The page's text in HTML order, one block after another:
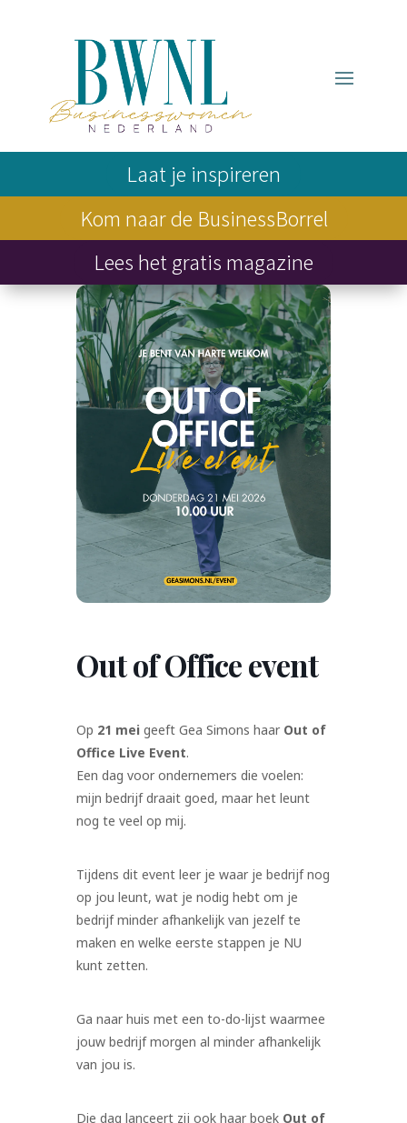
Laat je inspireren
Kom naar de BusinessBorrel
Lees het gratis magazine
Out of Office event
Op 21 mei geeft Gea Simons haar Out of
Office Live Event.
Een dag voor ondernemers die voelen:
mijn bedrijf draait goed, maar het leunt
nog te veel op mij.
Tijdens dit event leer je waar je bedrijf nog
op jou leunt, wat je nodig hebt om je
bedrijf minder afhankelijk van jezelf te
maken en welke eerste stappen je NU
kunt zetten.
Ga naar huis met een to-do-lijst waarmee
jouw bedrijf morgen al minder afhankelijk
van jou is.
Die dag lanceert zij ook haar boek Out of